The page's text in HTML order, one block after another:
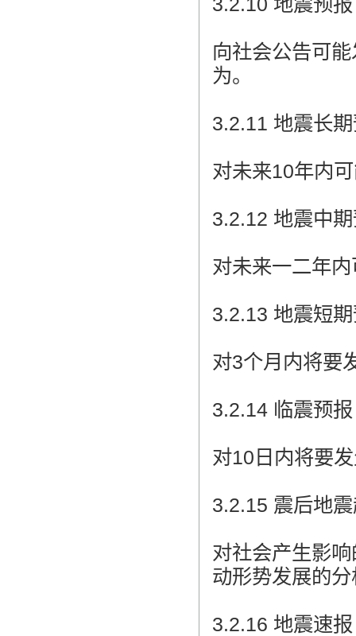
向社会公告可
为。
3.2.11 地震长
对未来10年内
3.2.12 地震中
对未来一二年
3.2.13 地震短
对3个月内将要
3.2.14 临震预
对10日内将要
3.2.15 震后地
对社会产生影
动形势发展的
3.2.16 地震速